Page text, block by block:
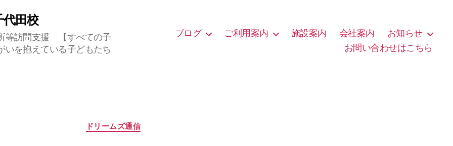
田校
等訪問支援 【すべての子
いを抱えている子どもたち
ブログ ご利用案内 施設案内 会社案内
お知らせ
お問い合わせはこちら
ドリームズ通信